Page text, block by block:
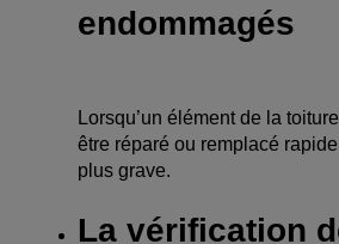
endommagés
Lorsqu’un élément de la
être réparé ou remplacé
plus grave.
La vérification